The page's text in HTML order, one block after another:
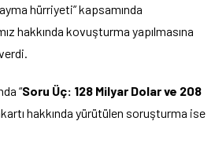
hürriyeti” kapsamında
hakkında kovuşturma yapılmasına
“Soru Üç: 128 Milyar Dolar ve 208
hakkında yürütülen soruşturma ise